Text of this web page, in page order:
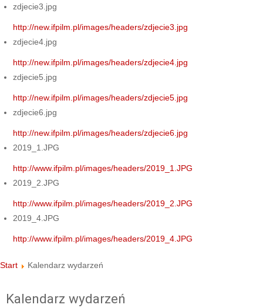
zdjecie3.jpg
http://new.ifpilm.pl/images/headers/zdjecie3.jpg
zdjecie4.jpg
http://new.ifpilm.pl/images/headers/zdjecie4.jpg
zdjecie5.jpg
http://new.ifpilm.pl/images/headers/zdjecie5.jpg
zdjecie6.jpg
http://new.ifpilm.pl/images/headers/zdjecie6.jpg
2019_1.JPG
http://www.ifpilm.pl/images/headers/2019_1.JPG
2019_2.JPG
http://www.ifpilm.pl/images/headers/2019_2.JPG
2019_4.JPG
http://www.ifpilm.pl/images/headers/2019_4.JPG
Start Kalendarz wydarzeń
Kalendarz wydarzeń